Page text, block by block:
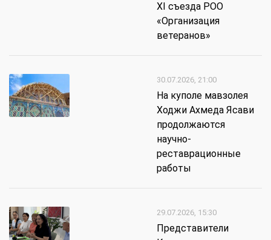
XI съезда РОО
«Организация
ветеранов»
30.07.2026, 21:00
На куполе мавзолея
Ходжи Ахмеда Ясави
продолжаются
научно-
реставрационные
работы
29.07.2026, 15:30
Представители